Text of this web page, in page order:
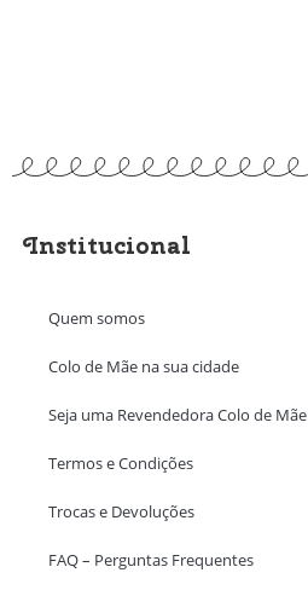
Institucional
Quem somos
Colo de Mãe na sua cidade
Seja uma Revendedora Colo de Mãe
Termos e Condições
Trocas e Devoluções
FAQ – Perguntas Frequentes